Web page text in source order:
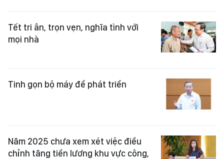
Tết tri ân, trọn vẹn, nghĩa tình với
mọi nhà
Tinh gọn bộ máy để phát triển
Năm 2025 chưa xem xét việc điều
chỉnh tăng tiền lương khu vực công,